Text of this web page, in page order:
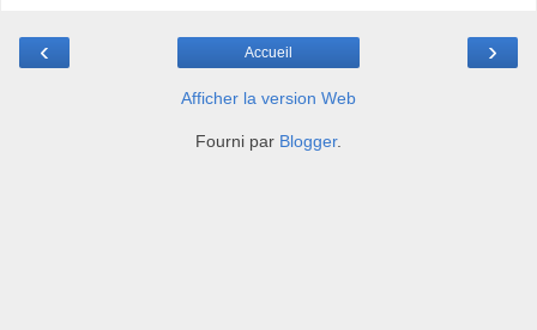
‹ ›
Accueil
Afficher la version Web
Fourni par Blogger.